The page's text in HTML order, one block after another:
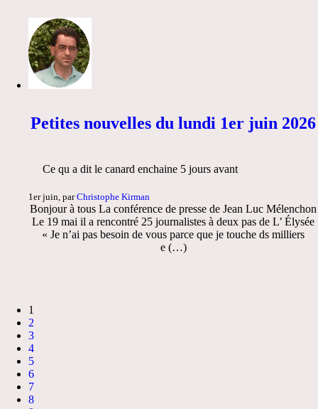
Petites nouvelles du lundi 1er juin 2026
Ce qu a dit le canard enchaine 5 jours avant
1er juin, parChristophe Kirman
Bonjour à tous La conférence de presse de Jean Luc Mélenchon
Le 19 mai il a rencontré 25 journalistes à deux pas de L’ Élysée
« Je n’ai pas besoin de vous parce que je touche ds milliers
e (…)
1
2
3
4
5
6
7
8